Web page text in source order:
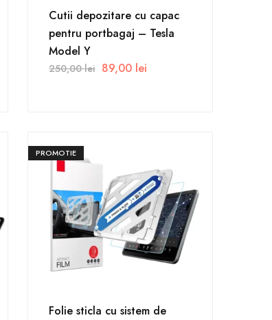
Cutii depozitare cu capac
pentru portbagaj – Tesla
Model Y
250,00lei 89,00 lei
PROMOTIE
Folie sticla cu sistem de